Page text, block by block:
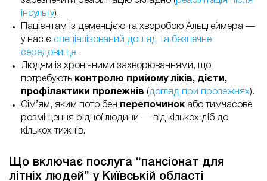
інсульту).
Пацієнтам із деменцією та хворобою Альцгеймера —
у нас є спеціалізований догляд та безпечне
середовище.
Людям із хронічними захворюваннями, що
потребують контролю прийому ліків, дієти,
профілактики пролежнів (догляд при пролежнях).
Сім’ям, яким потрібен
перепочинокабо тимчасове
розміщення рідної людини — від кількох діб до
кількох тижнів.
Що включає послуга “пансіонат для
літніх людей” у Київській області